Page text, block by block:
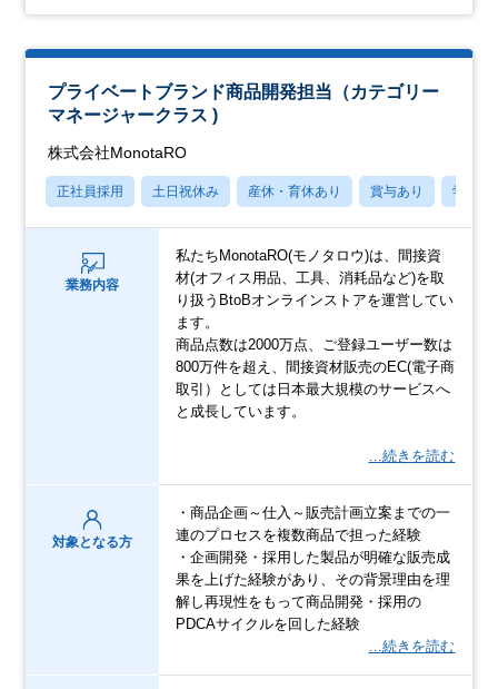
プライベートブランド商品開発担当（カテゴリー
マネージャークラス )
株式会社MonotaRO
正社員採用 土日祝休み 産休・育休あり 賞与あり 学歴不
業務内容
私たちMonotaRO(モノタロウ)は、間接資
材(オフィス用品、工具、消耗品など)を取
り扱うBtoBオンラインストアを運営してい
ます。
商品点数は2000万点、ご登録ユーザー数は
800万件を超え、間接資材販売のEC(電子商
取引）としては日本最大規模のサービスへ
と成長しています。
…続きを読む
対象となる方
・商品企画～仕入～販売計画立案までの一
連のプロセスを複数商品で担った経験
・企画開発・採用した製品が明確な販売成
果を上げた経験があり、その背景理由を理
解し再現性をもって商品開発・採用の
PDCAサイクルを回した経験
…続きを読む